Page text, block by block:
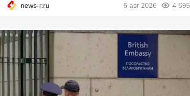
news-r.ru 6 авг 2026 4 695